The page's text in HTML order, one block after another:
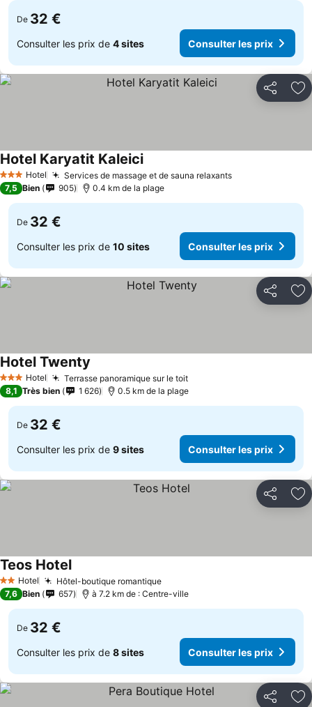
De 32 €
Consulter les prix de 4 sites Consulter les prix
Partager
3 ÉtoilesHotel Services de massage et de sauna relaxants
Hotel Karyatit Kaleici
7,5 Bien 905 0.4 km de la plage
De 32 €
Consulter les prix de 10 sites Consulter les prix
Partager
3 ÉtoilesHotel Terrasse panoramique sur le toit
Hotel Twenty
8,1 Très bien 1 626 0.5 km de la plage
De 32 €
Consulter les prix de 9 sites Consulter les prix
Partager
2 Étoiles
Hotel Hôtel-boutique romantique
Teos Hotel
7,6 Bien 657 à 7.2 km de : Centre-ville
De 32 €
Consulter les prix de 8 sites Consulter les prix
Partager